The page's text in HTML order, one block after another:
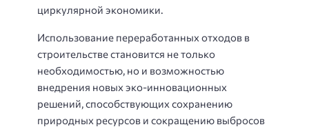
циркулярной экономики.
Использование переработанных отходов в
строительстве становится не только
необходимостью, но и возможностью
внедрения новых эко-инновационных
решений, способствующих сохранению
природных ресурсов и сокращению выбросов